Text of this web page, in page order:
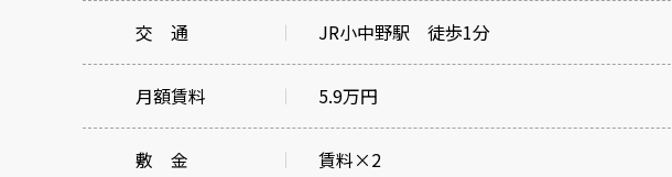
交 通 JR小中野駅 徒歩1分
月額賃料 5.9万円
敷 金 賃料×2